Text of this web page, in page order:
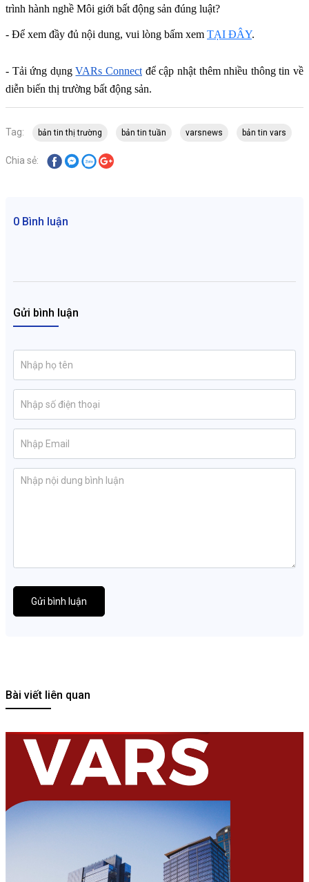
trình hành nghề Môi giới bất động sản đúng luật?
- Để xem đầy đủ nội dung, vui lòng bấm xem TẠI ĐÂY.
- Tải ứng dụng VARs Connect để cập nhật thêm nhiều thông tin về
diễn biến thị trường bất động sản.
Tag: bản tin thị trường bản tin tuần varsnews bản tin vars
Chia sẻ:
0 Bình luận
Gửi bình luận
Gửi bình luận
Bài viết liên quan